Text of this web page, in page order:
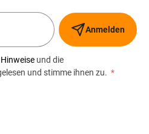
Anmelden
und die
und stimme ihnen zu. *